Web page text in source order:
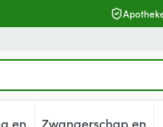
en
Zwangerschap en